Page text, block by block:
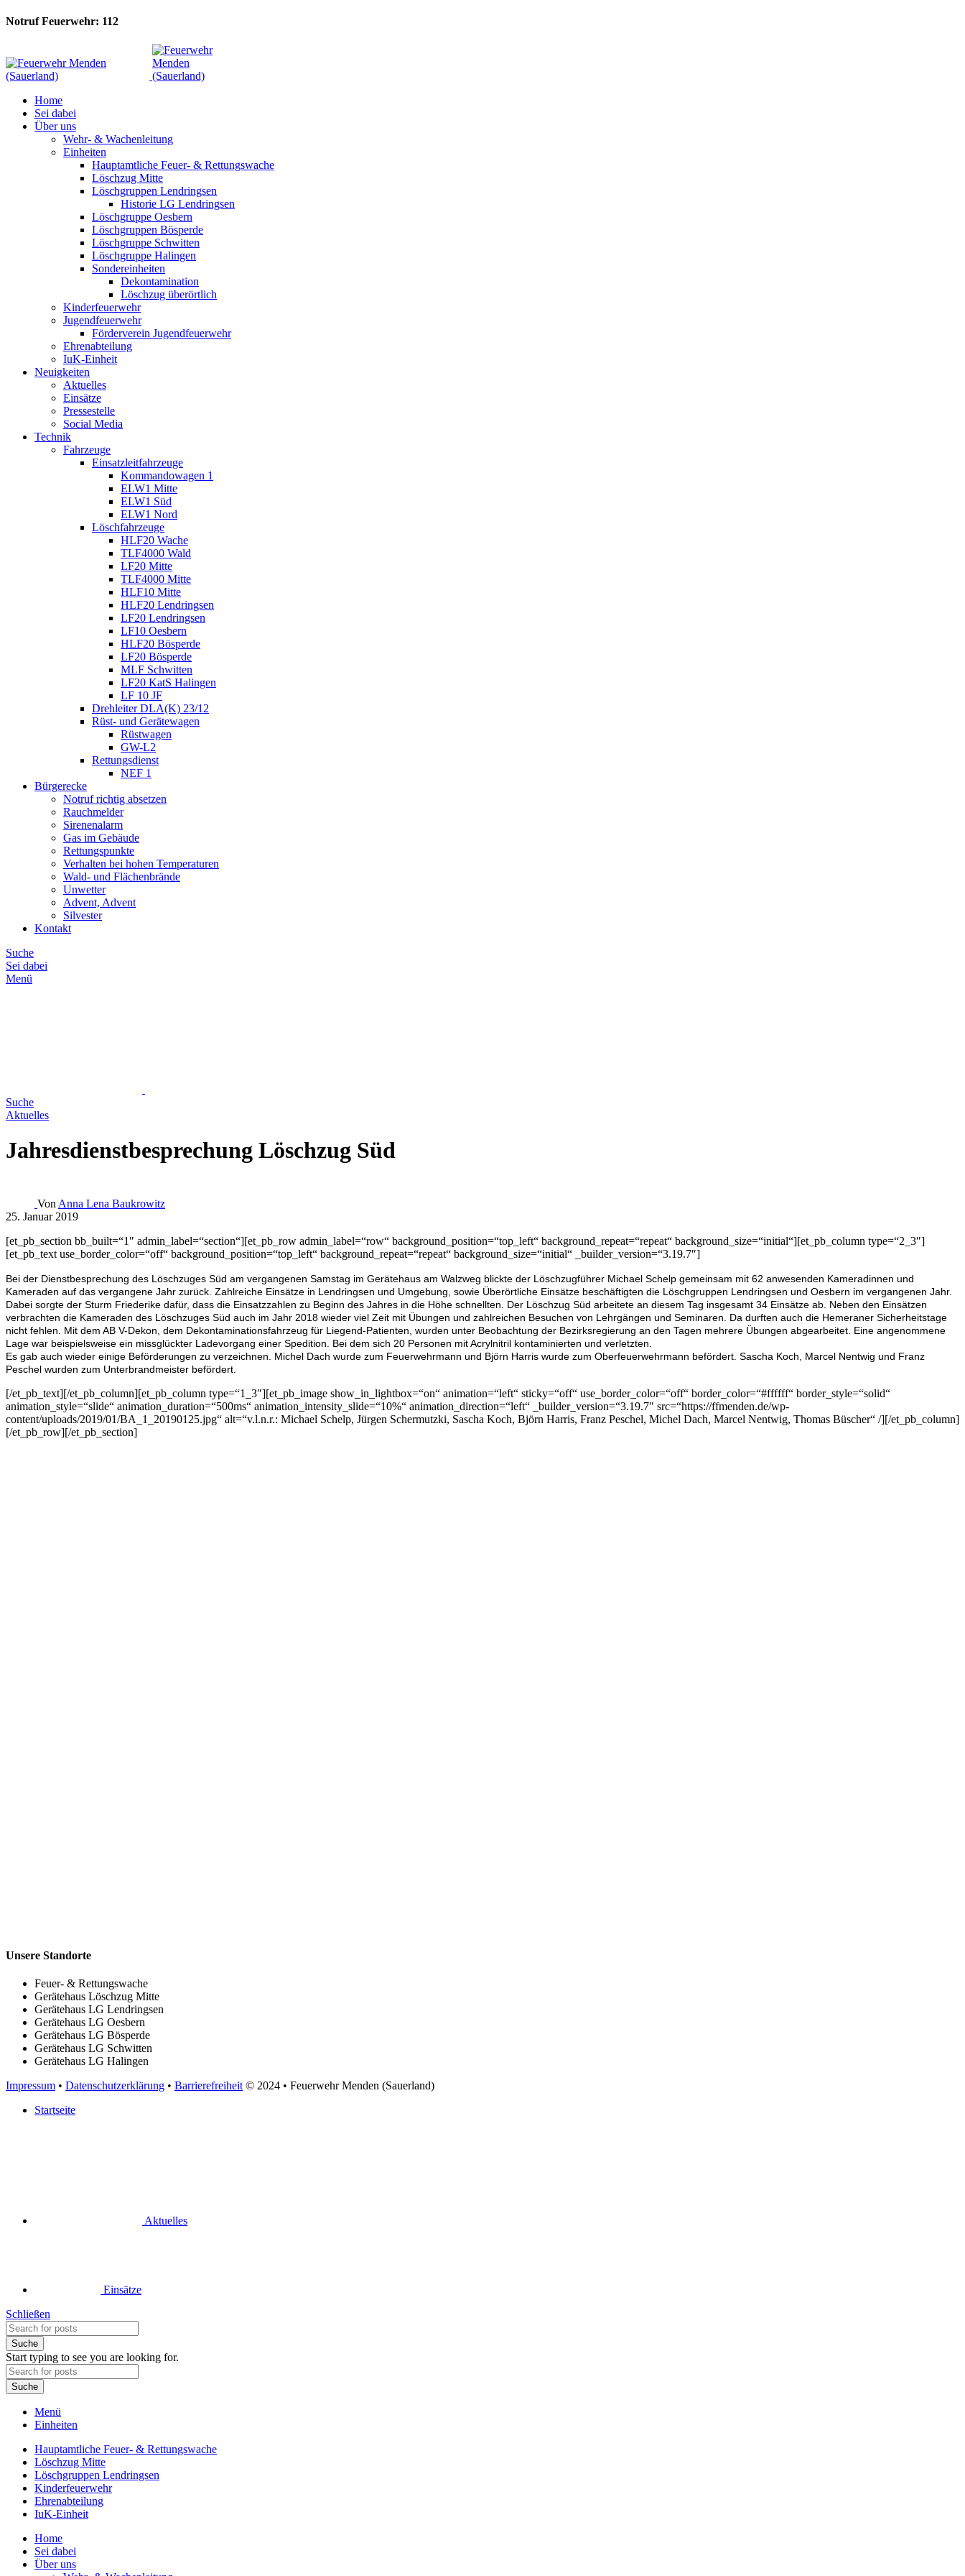
Notruf Feuerwehr: 112
Home
Sei dabei
Über uns
Wehr- & Wachenleitung
Einheiten
Hauptamtliche Feuer- & Rettungswache
Löschzug Mitte
Löschgruppen Lendringsen
Historie LG Lendringsen
Löschgruppe Oesbern
Löschgruppen Bösperde
Löschgruppe Schwitten
Löschgruppe Halingen
Sondereinheiten
Dekontamination
Löschzug überörtlich
Kinderfeuerwehr
Jugendfeuerwehr
Förderverein Jugendfeuerwehr
Ehrenabteilung
IuK-Einheit
Neuigkeiten
Aktuelles
Einsätze
Pressestelle
Social Media
Technik
Fahrzeuge
Einsatzleitfahrzeuge
Kommandowagen 1
ELW1 Mitte
ELW1 Süd
ELW1 Nord
Löschfahrzeuge
HLF20 Wache
TLF4000 Wald
LF20 Mitte
TLF4000 Mitte
HLF10 Mitte
HLF20 Lendringsen
LF20 Lendringsen
LF10 Oesbern
HLF20 Bösperde
LF20 Bösperde
MLF Schwitten
LF20 KatS Halingen
LF 10 JF
Drehleiter DLA(K) 23/12
Rüst- und Gerätewagen
Rüstwagen
GW-L2
Rettungsdienst
NEF 1
Bürgerecke
Notruf richtig absetzen
Rauchmelder
Sirenenalarm
Gas im Gebäude
Rettungspunkte
Verhalten bei hohen Temperaturen
Wald- und Flächenbrände
Unwetter
Advent, Advent
Silvester
Kontakt
Suche
Sei dabei
Menü
Suche
Aktuelles
Jahresdienstbesprechung Löschzug Süd
VonAnna Lena Baukrowitz
25. Januar 2019
[et_pb_section bb_built=“1″ admin_label=“section“][et_pb_row admin_label=“row“ background_position=“top_left“ background_repeat=“repeat“ background_size=“initial“][et_pb_column type=“2_3″]
[et_pb_text use_border_color=“off“ background_position=“top_left“ background_repeat=“repeat“ background_size=“initial“ _builder_version=“3.19.7″]
Bei der Dienstbesprechung des Löschzuges Süd am vergangenen Samstag im Gerätehaus am Walzweg blickte der Löschzugführer Michael Schelp gemeinsam mit 62 anwesenden Kameradinnen und
Kameraden auf das vergangene Jahr zurück. Zahlreiche Einsätze in Lendringsen und Umgebung, sowie Überörtliche Einsätze beschäftigten die Löschgruppen Lendringsen und Oesbern im vergangenen Jahr.
Dabei sorgte der Sturm Friederike dafür, dass die Einsatzzahlen zu Beginn des Jahres in die Höhe schnellten. Der Löschzug Süd arbeitete an diesem Tag insgesamt 34 Einsätze ab. Neben den Einsätzen
verbrachten die Kameraden des Löschzuges Süd auch im Jahr 2018 wieder viel Zeit mit Übungen und zahlreichen Besuchen von Lehrgängen und Seminaren. Da durften auch die Hemeraner Sicherheitstage
nicht fehlen. Mit dem AB V-Dekon, dem Dekontaminationsfahrzeug für Liegend-Patienten, wurden unter Beobachtung der Bezirksregierung an den Tagen mehrere Übungen abgearbeitet. Eine angenommene
Lage war beispielsweise ein missglückter Ladevorgang einer Spedition. Bei dem sich 20 Personen mit Acrylnitril kontaminierten und verletzten.
Es gab auch wieder einige Beförderungen zu verzeichnen. Michel Dach wurde zum Feuerwehrmann und Björn Harris wurde zum Oberfeuerwehrmann befördert. Sascha Koch, Marcel Nentwig und Franz
Peschel wurden zum Unterbrandmeister befördert.
[/et_pb_text][/et_pb_column][et_pb_column type=“1_3″][et_pb_image show_in_lightbox=“on“ animation=“left“ sticky=“off“ use_border_color=“off“ border_color=“#ffffff“ border_style=“solid“
animation_style=“slide“ animation_duration=“500ms“ animation_intensity_slide=“10%“ animation_direction=“left“ _builder_version=“3.19.7″ src=“https://ffmenden.de/wp-
content/uploads/2019/01/BA_1_20190125.jpg“ alt=“v.l.n.r.: Michael Schelp, Jürgen Schermutzki, Sascha Koch, Björn Harris, Franz Peschel, Michel Dach, Marcel Nentwig, Thomas Büscher“ /][/et_pb_column]
[/et_pb_row][/et_pb_section]
Unsere Standorte
Feuer- & Rettungswache
Gerätehaus Löschzug Mitte
Gerätehaus LG Lendringsen
Gerätehaus LG Oesbern
Gerätehaus LG Bösperde
Gerätehaus LG Schwitten
Gerätehaus LG Halingen
Impressum • Datenschutzerklärung • Barrierefreiheit © 2024 • Feuerwehr Menden (Sauerland)
Startseite
Aktuelles
Einsätze
Schließen
Suche
Start typing to see you are looking for.
Suche
Menü
Einheiten
Hauptamtliche Feuer- & Rettungswache
Löschzug Mitte
Löschgruppen Lendringsen
Kinderfeuerwehr
Ehrenabteilung
IuK-Einheit
Home
Sei dabei
Über uns